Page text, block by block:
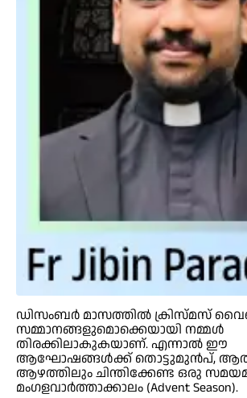
ഡിസംബർ മാസത്തിൽ ക്രിസ്മസ്
സമ്മാനങ്ങളുമൊക്കെയായി നമ്മൾ
തിരക്കിലാകുകയാണ്. എന്നാൽ ഈ
ആഘോഷങ്ങൾക്ക് തൊട്ടുമുൻപ്,
ആഴത്തിലും ചിന്തിക്കേണ്ട ഒരു
മംഗളവാർത്താക്കാലം (Advent Season).